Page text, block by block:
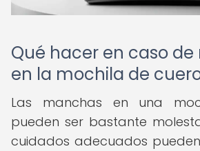
Qué hacer en caso
en la mochila de
Las manchas en una
pueden ser bastante
cuidados adecuados